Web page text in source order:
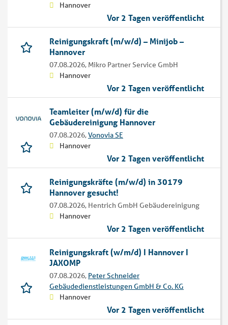
Hannover
Vor 2 Tagen veröffentlicht
Reinigungskraft (m/w/d) – Minijob –
Hannover
07.08.2026, Mikro Partner Service GmbH
Hannover
Vor 2 Tagen veröffentlicht
Teamleiter (m/w/d) für die
Gebäudereinigung Hannover
07.08.2026,Vonovia SE
Hannover
Vor 2 Tagen veröffentlicht
Reinigungskräfte (m/w/d) in 30179
Hannover gesucht!
07.08.2026, Hentrich GmbH Gebäudereinigung
Hannover
Vor 2 Tagen veröffentlicht
Reinigungskraft (w/m/d) I Hannover I
JAXOMP
07.08.2026, Peter Schneider
Gebäudedienstleistungen GmbH & Co. KG
Hannover
Vor 2 Tagen veröffentlicht